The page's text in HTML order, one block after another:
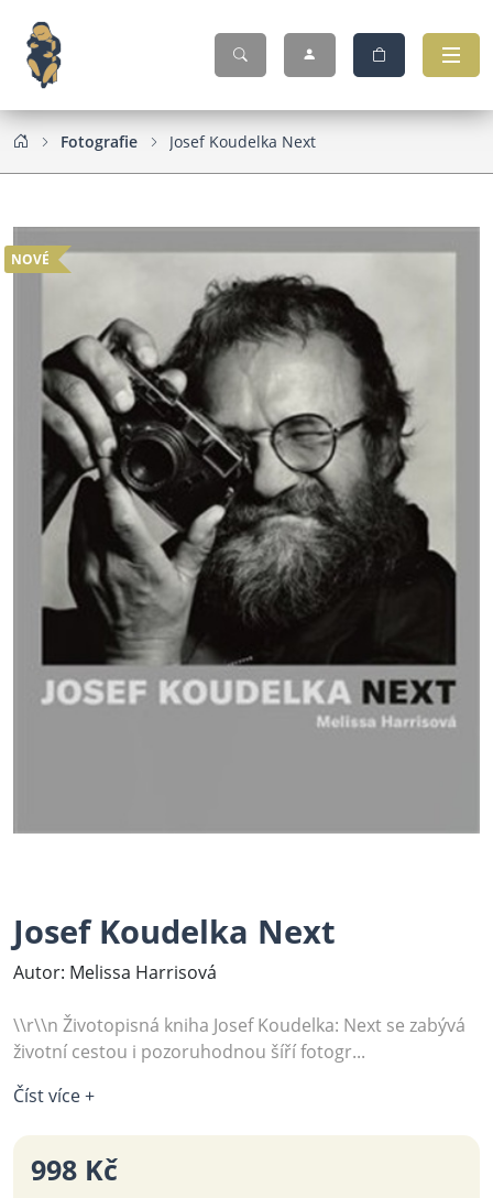
Fotografie Josef Koudelka Next
NOVÉ
Josef Koudelka Next
Autor: Melissa Harrisová
\\r\\n Životopisná kniha Josef Koudelka: Next se zabývá
životní cestou i pozoruhodnou šíří fotogr...
Číst více +
998 Kč